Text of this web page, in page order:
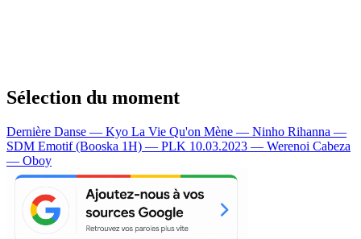
Sélection du moment
Dernière Danse — Kyo La Vie Qu'on Mène — Ninho Rihanna —
SDM Emotif (Booska 1H) — PLK 10.03.2023 — Werenoi Cabeza
— Oboy